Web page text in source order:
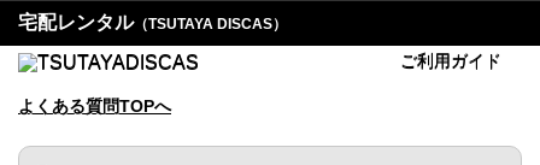
宅配レンタル（TSUTAYA DISCAS）
ご利用ガイド
よくある質問TOPへ